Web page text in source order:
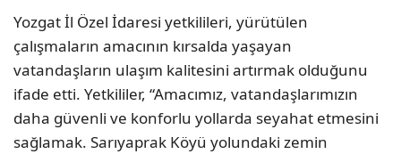
Yozgat İl Özel İdaresi yetkilileri, yürütülen
çalışmaların amacının kırsalda yaşayan
vatandaşların ulaşım kalitesini artırmak olduğunu
ifade etti. Yetkililer, “Amacımız, vatandaşlarımızın
daha güvenli ve konforlu yollarda seyahat etmesini
sağlamak. Sarıyaprak Köyü yolundaki zemin